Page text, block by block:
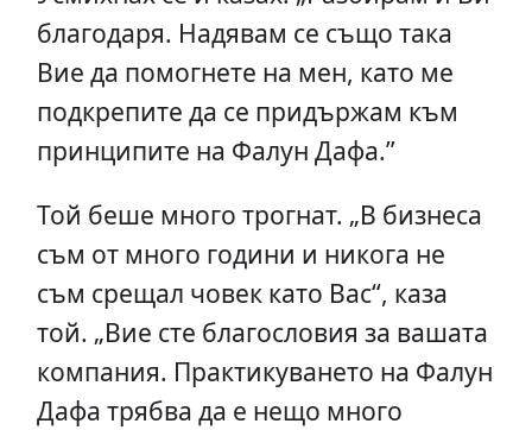
благодаря. Надявам се също така
Вие да помогнете на мен, като ме
подкрепите да се придържам към
принципите на Фалун Дафа.”
Той беше много трогнат. „В бизнеса
съм от много години и никога не
съм срещал човек като Вас“, каза
той. „Вие сте благословия за вашата
компания. Практикуването на Фалун
Дафа трябва да е нещо много